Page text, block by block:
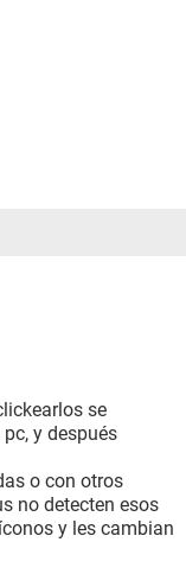
se
y después
o con otros
no detecten esos
y les cambian